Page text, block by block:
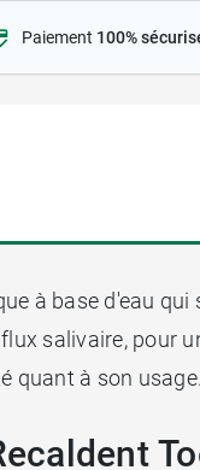
Paiement 100%
à base d'eau
salivaire, pour
quant à son usage.